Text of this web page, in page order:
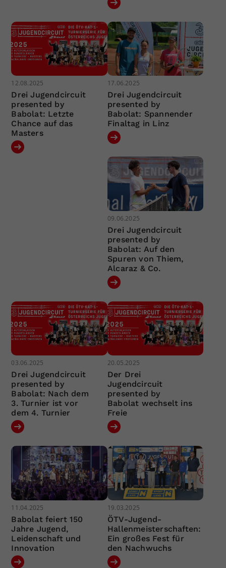
12.08.2025
Drei Jugendcircuit
presented by
Babolat: Letzte
Chance auf das
Masters
17.06.2025
Drei Jugendcircuit
presented by
Babolat: Spannender
Finaltag in Linz
09.06.2025
Drei Jugendcircuit
presented by
Babolat: Auf den
Spuren von Thiem,
Alcaraz & Co.
03.06.2025
Drei Jugendcircuit
presented by
Babolat: Nach dem
3. Turnier ist vor
dem 4. Turnier
20.05.2025
Der Drei
Jugendcircuit
presented by
Babolat wechselt ins
Freie
11.04.2025
Babolat feiert 150
Jahre Jugend,
Leidenschaft und
Innovation
19.03.2025
ÖTV-Jugend-
Hallenmeisterschaften:
Ein großes Fest für
den Nachwuchs